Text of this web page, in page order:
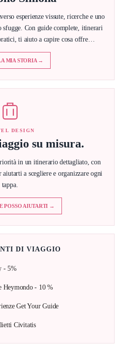
esperienze vissute, ricerche e uno
sfugge. Con guide complete, itinerari
ti aiuto a capire cosa offre…
MIA STORIA →
DESIGN
su misura.
in un itinerario dettagliato, con
a scegliere e organizzare ogni
tappa.
POSSO AIUTARTI →
DI VIAGGIO
- 5%
Heymondo - 10 %
Get Your Guide
Civitatis